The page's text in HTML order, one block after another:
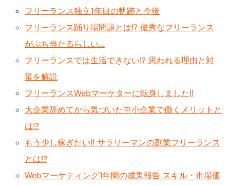
フリーランス独立1年目の軌跡と今後
フリーランス踊り場問題とは!? 優秀なフリーランス
がぶち当たるらしい...
フリーランスでは生活できない!? 思われる理由と対
策を解説
フリーランスWebマーケターに転身しました!!
大企業辞めてから気づいた中小企業で働くメリットと
は!?
もう少し稼ぎたい!! サラリーマンの副業フリーランス
とは!?
Webマーケティング1年間の成果報告 スキル・市場価